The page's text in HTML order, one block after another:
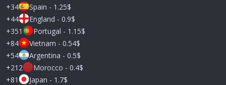
+34
Spain - 1.25$
+44
England - 0.9$
+351
Portugal - 1.15$
+84
Vietnam - 0.54$
+54
Argentina - 0.5$
+212
Morocco - 0.4$
+81
Japan - 1.7$